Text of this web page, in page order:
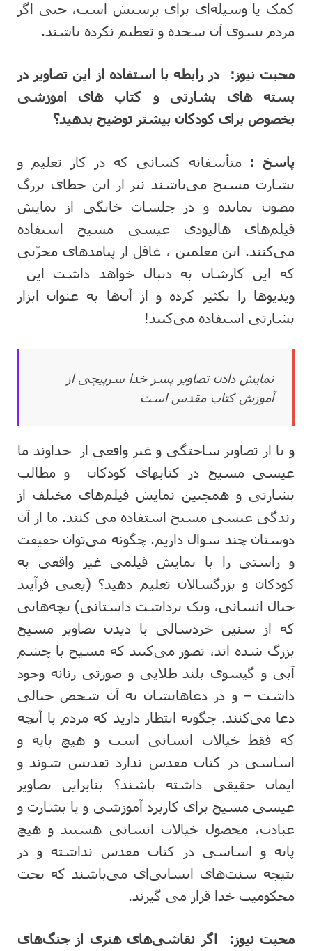
کمک یا وسیله‌ای برای پرستش است، حتی اگر
مردم بسوی آن سجده و تعظیم نکرده باشند.
محبت نیوز:در رابطه با استفاده از این تصاویر در
بسته های بشارتی و کتاب های اموزشی
بخصوص برای کودکان بیشتر توضیح بدهید؟
پاسخ : متأسفانه کسانی که در کار تعلیم و
بشارت مسیح می‌باشند نیز از این خطای بزرگ
مصون نمانده و در جلسات خانگی از نمایش
فیلم‌های هالیودی عیسی مسیح استفاده
می‌کنند. این معلمین ، غافل از پیامدهای مخرّبی
که این کارشان به دنبال خواهد داشت این
ویدیوها را تکثیر کرده و از آن‌ها به عنوان ابزار
بشارتی استفاده می‌کنند!
نمایش دادن تصاویر پسر خدا سرپیچی از
آموزش کتاب مقدس است
و یا از تصاویر ساختگی و غیر واقعی از خداوند ما
عیسی مسیح در کتابهای کودکان و مطالب
بشارتی و همچنین نمایش فیلم‌های مختلف از
زندگی عیسی مسیح استفاده می کنند. ما از آن
دوستان چند سوال داریم. چگونه می‌توان حقیقت
و راستی را با نمایش فیلمی غیر واقعی به
کودکان و بزرگسالان تعلیم دهید؟ (یعنی فرآیند
خیال انسانی، ویک برداشت داستانی) بچه‌هایی
که از سنین خردسالی با دیدن تصاویر مسیح
بزرگ شده اند، تصور می‌کنند که مسیح با چشم
آبی و گیسوی بلند طلایی و صورتی زنانه وجود
داشت – و در دعاهایشان به آن شخص خیالی
دعا می‌کنند. چگونه انتظار دارید که مردم با آنچه
که فقط خیالات انسانی است و هیچ پایه و
اساسی در کتاب مقدس ندارد تقدیس شوند و
ایمان حقیقی داشته باشند؟ بنابراین تصاویر
عیسی مسیح برای کاربرد آموزشی و یا بشارت و
عبادت، محصول خیالات انسانی هستند و هیچ
پایه و اساسی در کتاب مقدس نداشته و در
نتیجه سنت‌های انسانی‌ای می‌باشند که تحت
محکومیت خدا قرار می گیرند.
محبت نیوز: اگر نقاشی‌های هنری از جنگ‌های